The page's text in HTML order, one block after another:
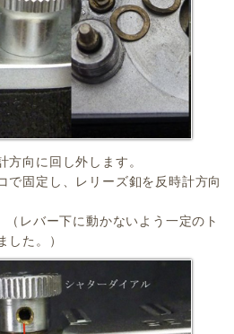
方向に回し外します。
で固定し、レリーズ釦を反時計方向
レバー下に動かないよう一定のト
した。）